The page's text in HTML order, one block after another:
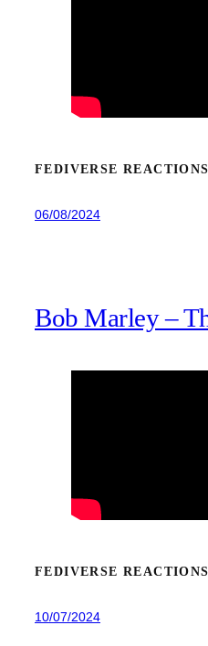
FEDIVERSE REACTIONS
06/08/2024
Bob Marley –
FEDIVERSE REACTIONS
10/07/2024